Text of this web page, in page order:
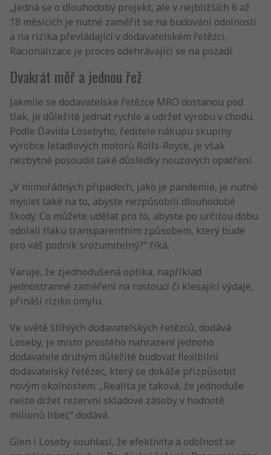
„Jedná se o dlouhodobý projekt, ale v nejbližších 6 až
18 měsících je nutné zaměřit se na budování odolnosti
a na rizika převládající v dodavatelském řetězci.
Racionalizace je proces odehrávající se na pozadí.
Dvakrát měř a jednou řež
Jakmile se dodavatelské řetězce MRO dostanou pod
tlak, je důležité jednat rychle a udržet výrobu v chodu.
Podle Davida Losebyho, ředitele nákupu skupiny
výrobce letadlových motorů Rolls-Royce, je však
nezbytné posoudit také důsledky nouzových opatření.
„V mimořádných případech, jako je pandemie, je nutné
myslet také na to, abyste nezpůsobili dlouhodobé
škody. Co můžete udělat pro to, abyste po určitou dobu
odolali tlaku transparentním způsobem, který bude
pro váš podnik srozumitelný?“ říká.
Varuje, že zjednodušená optika, například
jednostranné zaměření na rostoucí či klesající výdaje,
přináší riziko omylu.
Ve světě štíhlých dodavatelských řetězců, dodává
Loseby, je místo prostého nahrazení jednoho
dodavatele druhým důležité budovat flexibilní
dodavatelský řetězec, který se dokáže přizpůsobit
novým okolnostem. „Realita je taková, že jednoduše
nelze držet rezervní skladové zásoby v hodnotě
milionů liber,“ dodává.
Glen i Loseby souhlasí, že efektivita a odolnost se